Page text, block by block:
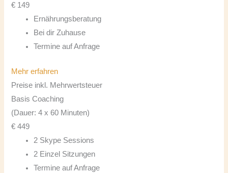
€ 149
Ernährungsberatung
Bei dir Zuhause
Termine auf Anfrage
Mehr erfahren
Preise inkl. Mehrwertsteuer
Basis Coaching
(Dauer: 4 x 60 Minuten)
€ 449
2 Skype Sessions
2 Einzel Sitzungen
Termine auf Anfrage